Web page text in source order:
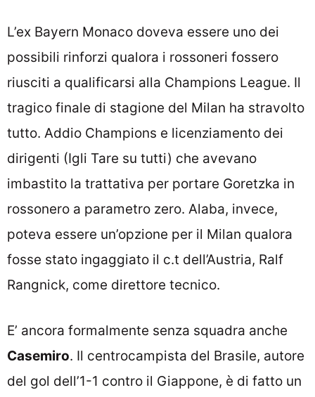
L’ex Bayern Monaco doveva essere uno dei
possibili rinforzi qualora i rossoneri fossero
riusciti a qualificarsi alla Champions League. Il
tragico finale di stagione del Milan ha stravolto
tutto. Addio Champions e licenziamento dei
dirigenti (Igli Tare su tutti) che avevano
imbastito la trattativa per portare Goretzka in
rossonero a parametro zero. Alaba, invece,
poteva essere un’opzione per il Milan qualora
fosse stato ingaggiato il c.t dell’Austria, Ralf
Rangnick, come direttore tecnico.
E’ ancora formalmente senza squadra anche
Casemiro. Il centrocampista del Brasile, autore
del gol dell’1-1 contro il Giappone, è di fatto un